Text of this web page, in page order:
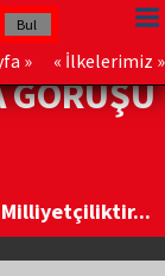
» « İlkelerimiz »
GÖRÜŞÜ
Milliyetçiliktir...